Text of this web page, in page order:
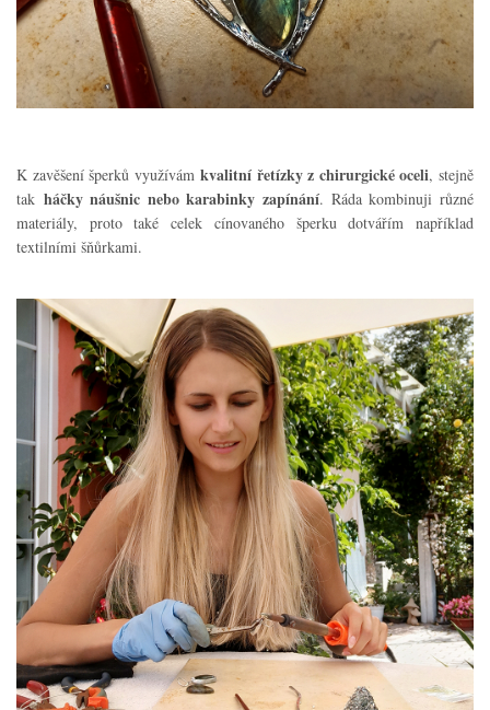
K zavěšení šperků využívámkvalitní řetízky z chirurgické oceli, stejně
tak háčky náušnic nebo karabinky zapínání. Ráda kombinuji různé
materiály, proto také celek cínovaného šperku dotvářím například
textilními šňůrkami.